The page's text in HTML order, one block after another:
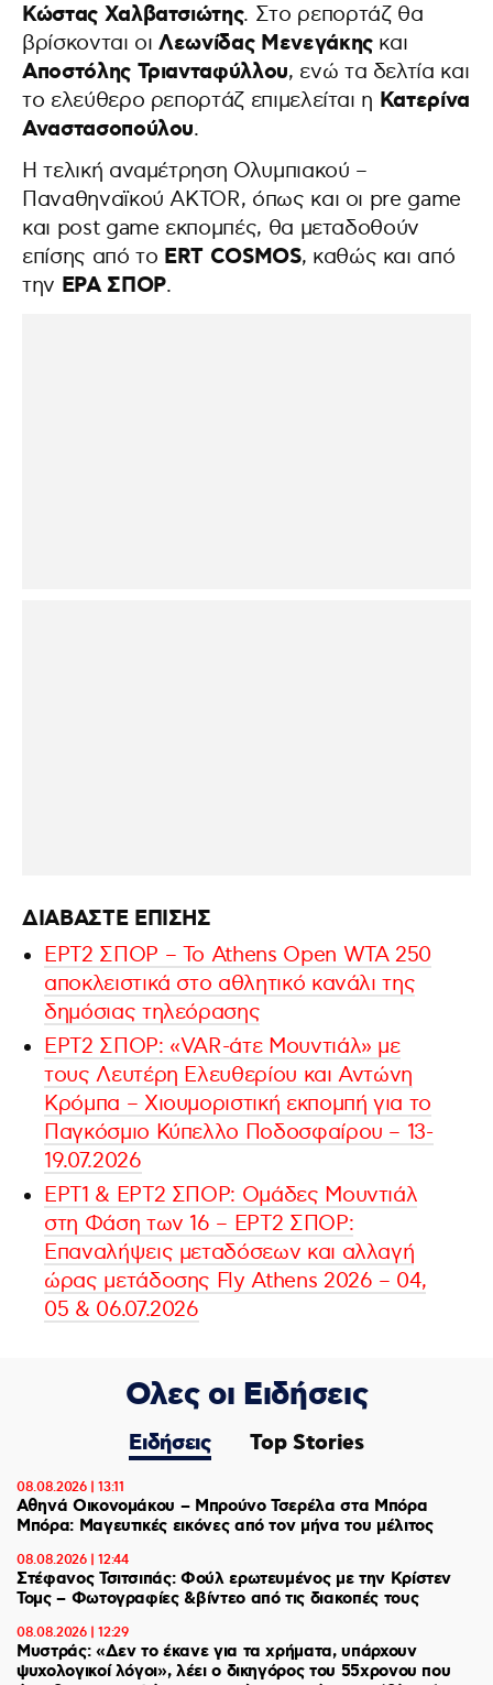
Κώστας Χαλβατσιώτης. Στο ρεπορτάζ θα
βρίσκονται οιΛεωνίδας Μενεγάκηςκαι
Αποστόλης Τριανταφύλλου, ενώ τα δελτία και
το ελεύθερο ρεπορτάζ επιμελείται η Κατερίνα
Αναστασοπούλου.
Η τελική αναμέτρηση Ολυμπιακού –
Παναθηναϊκού AKTOR, όπως και οι pre game
και post game εκπομπές, θα μεταδοθούν
επίσης από το ERT COSMOS, καθώς και από
την ΕΡΑ ΣΠΟΡ.
ΔΙΑΒΑΣΤΕ ΕΠΙΣΗΣ
ΕΡΤ2 ΣΠΟΡ – Το Athens Open WTA 250
αποκλειστικά στο αθλητικό κανάλι της
δημόσιας τηλεόρασης
ΕΡΤ2 ΣΠΟΡ: «VAR-άτε Μουντιάλ» με
τους Λευτέρη Ελευθερίου και Αντώνη
Κρόμπα – Χιουμοριστική εκπομπή για το
Παγκόσμιο Κύπελλο Ποδοσφαίρου – 13-
19.07.2026
ΕΡΤ1 & ΕΡΤ2 ΣΠΟΡ: Ομάδες Μουντιάλ
στη Φάση των 16 – ΕΡΤ2 ΣΠΟΡ:
Επαναλήψεις μεταδόσεων και αλλαγή
ώρας μετάδοσης Fly Athens 2026 – 04,
05 & 06.07.2026
Ολες οι Ειδήσεις
Ειδήσεις Top Stories
08.08.2026 | 13:11
Αθηνά Οικονομάκου – Μπρούνο Τσερέλα στα Μπόρα
Μπόρα: Mαγευτικές εικόνες από τον μήνα του μέλιτος
08.08.2026 | 12:44
Στέφανος Τσιτσιπάς: Φούλ ερωτευμένος με την Κρίστεν
Τομς – Φωτογραφίες &βίντεο από τις διακοπές τους
08.08.2026 | 12:29
Μυστράς: «Δεν το έκανε για τα χρήματα, υπάρχουν
ψυχολογικοί λόγοι», λέει ο δικηγόρος του 55χρονου που